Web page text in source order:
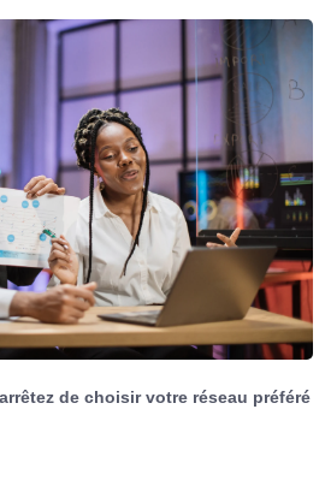
de choisir votre réseau préféré